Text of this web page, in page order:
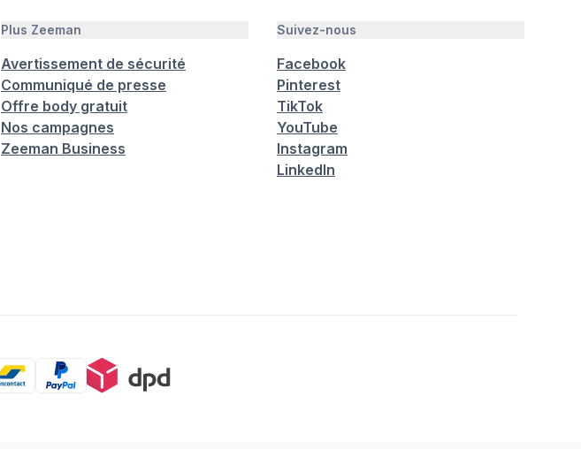
Plus Zeeman
Avertissement de sécurité
Communiqué de presse
Offre body gratuit
Nos campagnes
Zeeman Business
Suivez-nous
Facebook
Pinterest
TikTok
YouTube
Instagram
LinkedIn